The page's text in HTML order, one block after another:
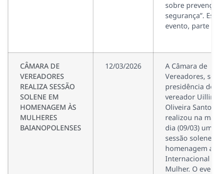
sobre
segurança”.
evento, parte
CÂMARA DE
VEREADORES
REALIZA SESSÃO
SOLENE EM
HOMENAGEM ÀS
MULHERES
BAIANOPOLENSES
12/03/2026
A Câmara de
Vereadores,
presidência do
vereador
Oliveira Santos,
realizou na
dia (09/03) uma
sessão solene
homenagem
Internacional
Mulher. O